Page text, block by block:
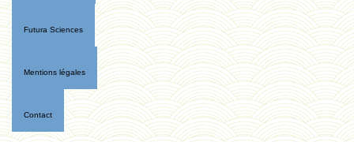
Futura Sciences
Mentions légales
Contact